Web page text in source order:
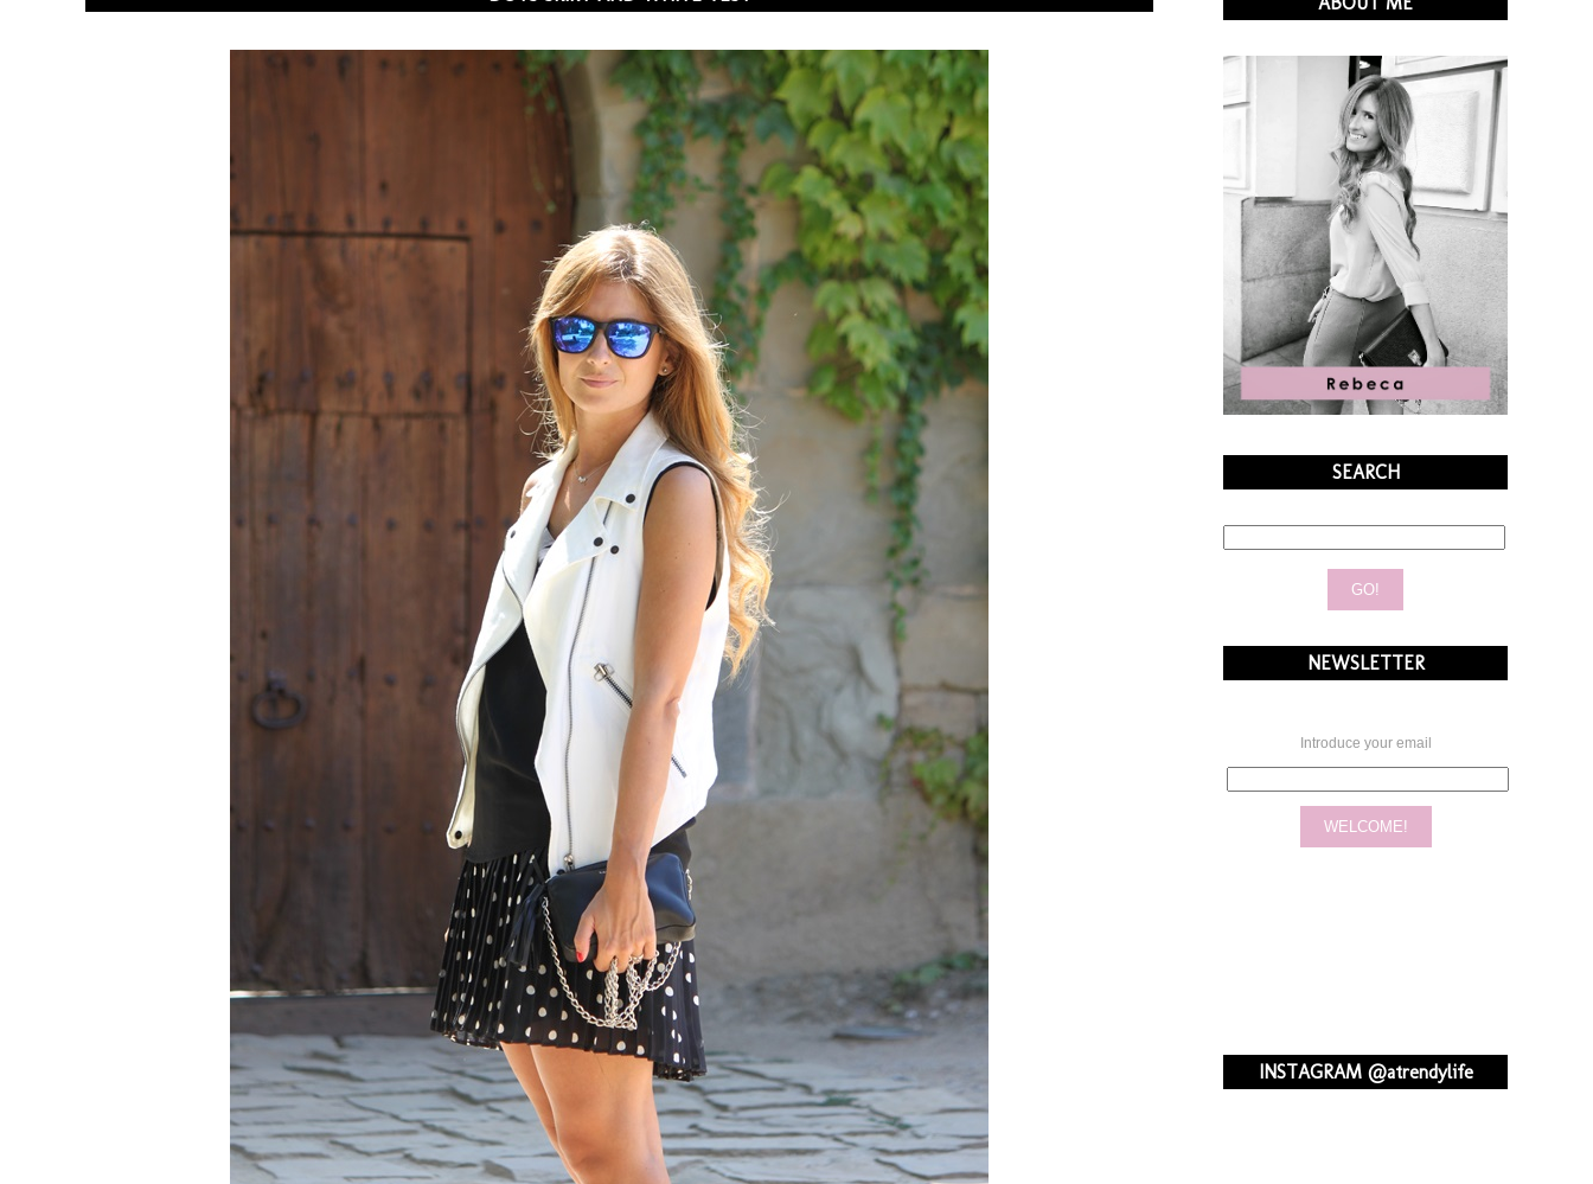
SEARCH
NEWSLETTER
Introduce your email
INSTAGRAM @atrendylife